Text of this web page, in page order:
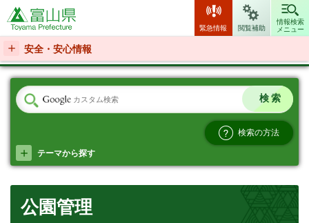
富山県
緊急情報 閲覧補助
情報検索
メニュー
安全・安心情報
検索の方法
テーマから探す
公園管理